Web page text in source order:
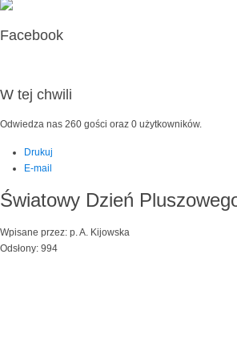
Facebook
W tej chwili
Odwiedza nas 260 gości oraz 0 użytkowników.
Drukuj
E-mail
Światowy Dzień
Wpisane przez: p. A. Kijowska
Odsłony: 994